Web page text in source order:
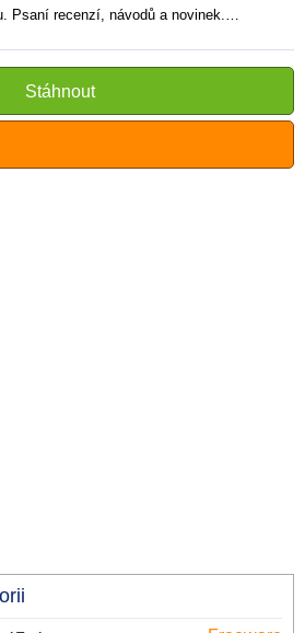
Psaní recenzí, návodů a novinek.
čtenářům lépe porozumět a využít
technologie.
Stáhnout